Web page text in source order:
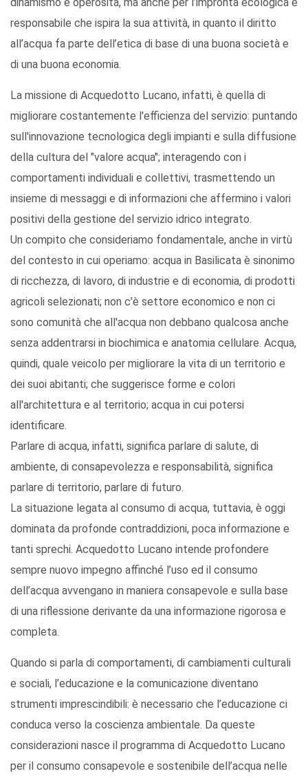
dinamismo e operosità, ma anche per l’impronta ecologica e
responsabile che ispira la sua attività, in quanto il diritto
all’acqua fa parte dell’etica di base di una buona società e
di una buona economia.
La missione di Acquedotto Lucano, infatti, è quella di
migliorare costantemente l'efficienza del servizio: puntando
sull'innovazione tecnologica degli impianti e sulla diffusione
della cultura del "valore acqua"; interagendo con i
comportamenti individuali e collettivi, trasmettendo un
insieme di messaggi e di informazioni che affermino i valori
positivi della gestione del servizio idrico integrato.
Un compito che consideriamo fondamentale, anche in virtù
del contesto in cui operiamo: acqua in Basilicata è sinonimo
di ricchezza, di lavoro, di industrie e di economia, di prodotti
agricoli selezionati; non c’è settore economico e non ci
sono comunità che all'acqua non debbano qualcosa anche
senza addentrarsi in biochimica e anatomia cellulare. Acqua,
quindi, quale veicolo per migliorare la vita di un territorio e
dei suoi abitanti; che suggerisce forme e colori
all'architettura e al territorio; acqua in cui potersi
identificare.
Parlare di acqua, infatti, significa parlare di salute, di
ambiente, di consapevolezza e responsabilità, significa
parlare di territorio, parlare di futuro.
La situazione legata al consumo di acqua, tuttavia, è oggi
dominata da profonde contraddizioni, poca informazione e
tanti sprechi. Acquedotto Lucano intende profondere
sempre nuovo impegno affinché l’uso ed il consumo
dell’acqua avvengano in maniera consapevole e sulla base
di una riflessione derivante da una informazione rigorosa e
completa.
Quando si parla di comportamenti, di cambiamenti culturali
e sociali, l’educazione e la comunicazione diventano
strumenti imprescindibili: è necessario che l’educazione ci
conduca verso la coscienza ambientale. Da queste
considerazioni nasce il programma di Acquedotto Lucano
per il consumo consapevole e sostenibile dell’acqua nelle